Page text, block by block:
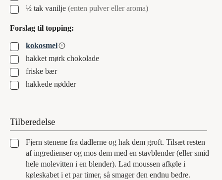
▢
½ tak vanilje (enten pulver eller aroma)
Forslag til topping:
▢
kokosmel
▢
hakket mørk chokolade
▢
friske bær
▢
hakkede nødder
Tilberedelse
▢
Fjern stenene fra dadlerne og hak dem groft. Tilsæt resten
af ingredienser og mos dem med en stavblender (eller smid
hele molevitten i en blender). Lad moussen afkøle i
køleskabet i et par timer, så smager den endnu bedre.